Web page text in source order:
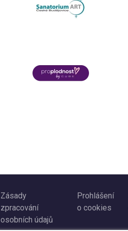
Zásady
zpracování
osobních údajů
Prohlášení
o cookies